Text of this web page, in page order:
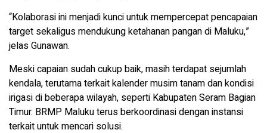
“Kolaborasi ini menjadi kunci untuk mempercepat pencapaian
target sekaligus mendukung ketahanan pangan di Maluku,”
jelas Gunawan.
Meski capaian sudah cukup baik, masih terdapat sejumlah
kendala, terutama terkait kalender musim tanam dan kondisi
irigasi di beberapa wilayah, seperti Kabupaten Seram Bagian
Timur. BRMP Maluku terus berkoordinasi dengan instansi
terkait untuk mencari solusi.